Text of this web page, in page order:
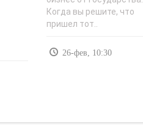
Когда вы решите, что
пришел тот..
26-фев, 10:30